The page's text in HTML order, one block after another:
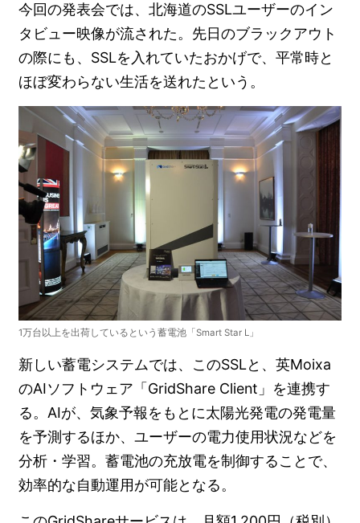
今回の発表会では、北海道のSSLユーザーのイン
タビュー映像が流された。先日のブラックアウト
の際にも、SSLを入れていたおかげで、平常時と
ほぼ変わらない生活を送れたという。
1万台以上を出荷しているという蓄電池「Smart Star L」
新しい蓄電システムでは、このSSLと、英Moixa
のAIソフトウェア「GridShare Client」を連携す
る。AIが、気象予報をもとに太陽光発電の発電量
を予測するほか、ユーザーの電力使用状況などを
分析・学習。蓄電池の充放電を制御することで、
効率的な自動運用が可能となる。